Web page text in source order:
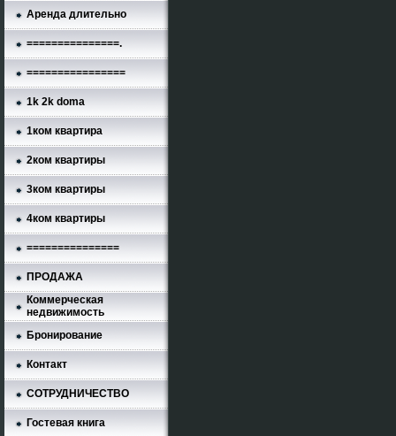
Аренда длительно
===============.
================
1k 2k doma
1ком квартира
2ком квартиры
3ком квартиры
4ком квартиры
===============
ПРОДАЖА
Коммерческая
недвижимость
Бронирование
Контакт
СОТРУДНИЧЕСТВО
Гостевая книга